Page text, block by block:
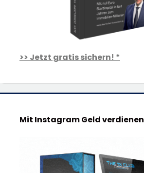
>> Jetzt gratis sichern! *
Mit Instagram Geld verdienen